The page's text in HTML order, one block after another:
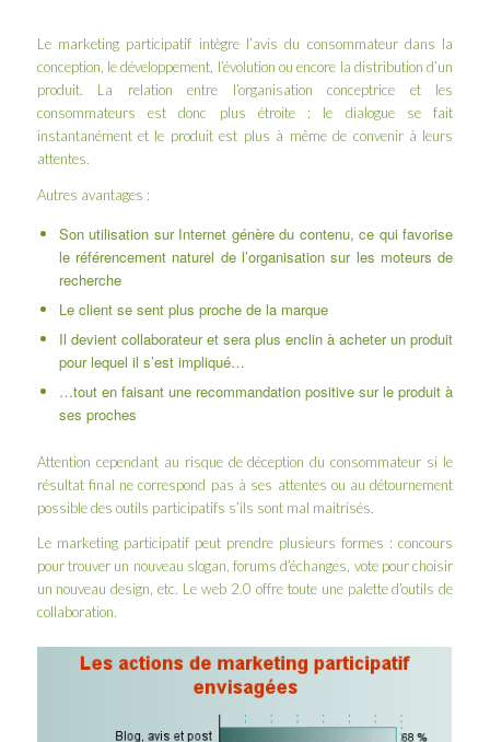
Le marketing participatif intègre l’avis du consommateur dans la
conception, le développement, l’évolution ou encore la distribution d’un
produit. La relation entre l’organisation conceptrice et les
consommateurs est donc plus étroite : le dialogue se fait
instantanément et le produit est plus à même de convenir à leurs
attentes.
Autres avantages :
Son utilisation sur Internet génère du contenu, ce qui favorise
le référencement naturel de l’organisation sur les moteurs de
recherche
Le client se sent plus proche de la marque
Il devient collaborateur et sera plus enclin à acheter un produit
pour lequel il s’est impliqué…
…tout en faisant une recommandation positive sur le produit à
ses proches
Attention cependant au risque de déception du consommateur si le
résultat final ne correspond pas à ses attentes ou au détournement
possible des outils participatifs s’ils sont mal maitrisés.
Le marketing participatif peut prendre plusieurs formes : concours
pour trouver un nouveau slogan, forums d’échanges, vote pour choisir
un nouveau design, etc. Le web 2.0 offre toute une palette d’outils de
collaboration.